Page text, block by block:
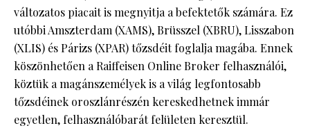
változatos piacait is megnyitja a befektetők számára. Ez
utóbbi Amszterdam (XAMS), Brüsszel (XBRU), Lisszabon
(XLIS) és Párizs (XPAR) tőzsdéit foglalja magába. Ennek
köszönhetően a Raiffeisen Online Broker felhasználói,
köztük a magánszemélyek is a világ legfontosabb
tőzsdéinek oroszlánrészén kereskedhetnek immár
egyetlen, felhasználóbarát felületen keresztül.